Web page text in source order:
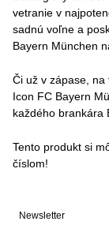
vetranie v
sadnú voľne a
Bayern München
Či už v zápase,
Icon FC Bayern
každého brankára
Tento produkt si
číslom!
Newsletter